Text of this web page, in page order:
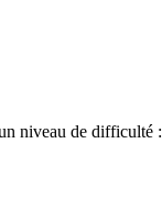
niveau de difficulté :